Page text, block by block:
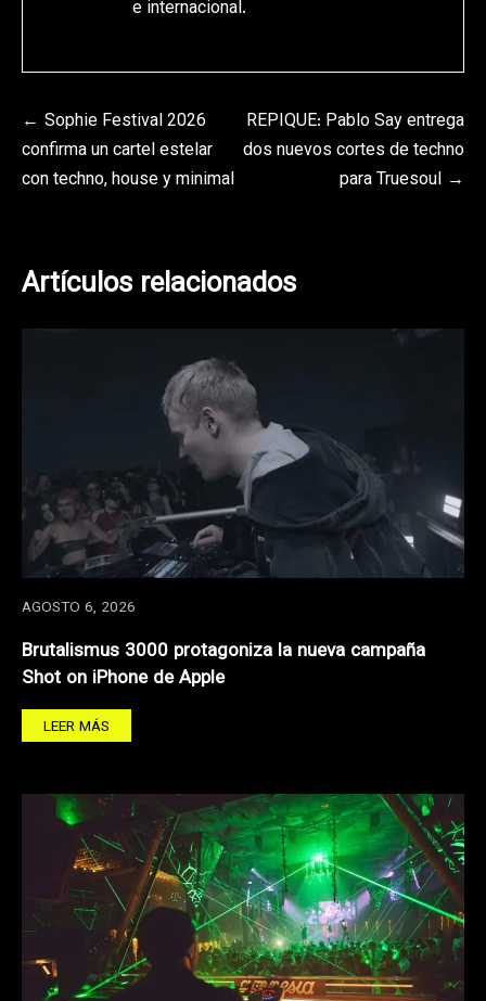
e internacional.
Navegación
de
Sophie Festival 2026
confirma un cartel estelar
con techno, house y minimal
REPIQUE: Pablo Say entrega
dos nuevos cortes de techno
para Truesoul
Artículos relacionados
AGOSTO 6, 2026
Brutalismus 3000 protagoniza la nueva campaña
Shot on iPhone de Apple
LEER MÁS